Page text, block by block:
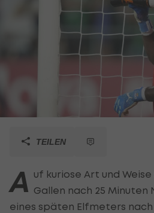
TEILEN
A uf kuriose Art und Weise
Gallen nach 25
eines späten Elfmeters nach